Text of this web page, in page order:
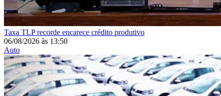
Taxa TLP recorde encarece crédito produtivo
06/08/2026 às 13:50
Auto